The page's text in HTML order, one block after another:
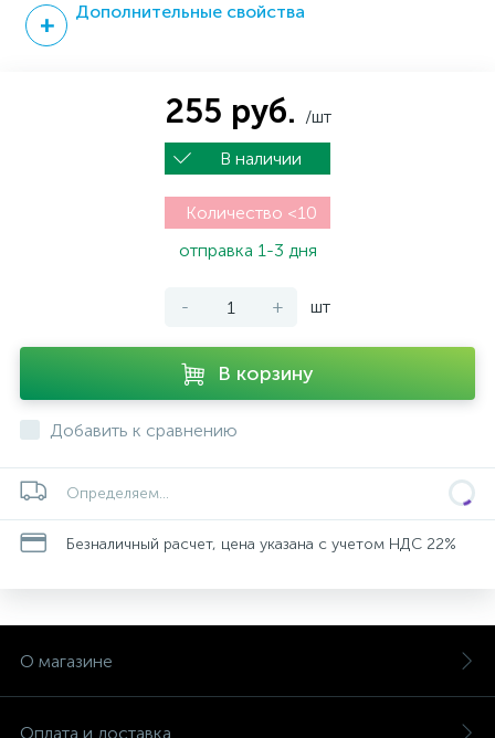
Дополнительные свойства
255 руб. /шт
В наличии
Количество <10
отправка 1-3 дня
- + шт
В корзину
Добавить к сравнению
Определяем...
Безналичный расчет, цена указана с учетом НДС 22%
О магазине
Оплата и доставка